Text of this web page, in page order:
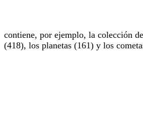
contiene, por ejemplo, la colección
(418), los planetas (161) y los